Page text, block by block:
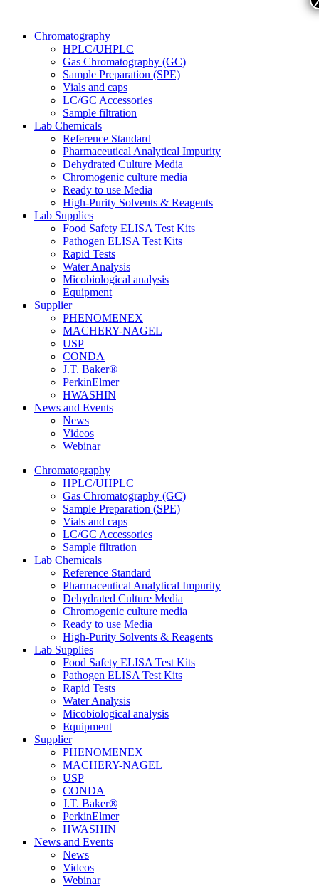
Chromatography
HPLC/UHPLC
Gas Chromatography (GC)
Sample Preparation (SPE)
Vials and caps
LC/GC Accessories
Sample filtration
Lab Chemicals
Reference Standard
Pharmaceutical Analytical Impurity
Dehydrated Culture Media
Chromogenic culture media
Ready to use Media
High-Purity Solvents & Reagents
Lab Supplies
Food Safety ELISA Test Kits
Pathogen ELISA Test Kits
Rapid Tests
Water Analysis
Micobiological analysis
Equipment
Supplier
PHENOMENEX
MACHERY-NAGEL
USP
CONDA
J.T. Baker®
PerkinElmer
HWASHIN
News and Events
News
Videos
Webinar
Chromatography
HPLC/UHPLC
Gas Chromatography (GC)
Sample Preparation (SPE)
Vials and caps
LC/GC Accessories
Sample filtration
Lab Chemicals
Reference Standard
Pharmaceutical Analytical Impurity
Dehydrated Culture Media
Chromogenic culture media
Ready to use Media
High-Purity Solvents & Reagents
Lab Supplies
Food Safety ELISA Test Kits
Pathogen ELISA Test Kits
Rapid Tests
Water Analysis
Micobiological analysis
Equipment
Supplier
PHENOMENEX
MACHERY-NAGEL
USP
CONDA
J.T. Baker®
PerkinElmer
HWASHIN
News and Events
News
Videos
Webinar